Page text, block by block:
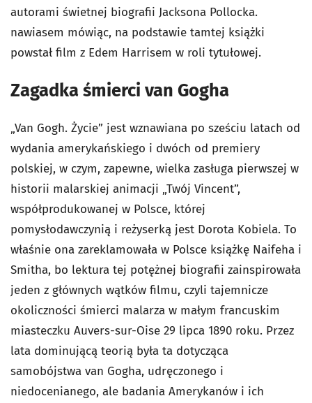
autorami świetnej biografii Jacksona Pollocka.
nawiasem mówiąc, na podstawie tamtej książki
powstał film z Edem Harrisem w roli tytułowej.
Zagadka śmierci van Gogha
„Van Gogh. Życie” jest wznawiana po sześciu latach od
wydania amerykańskiego i dwóch od premiery
polskiej, w czym, zapewne, wielka zasługa pierwszej w
historii malarskiej animacji „Twój Vincent”,
współprodukowanej w Polsce, której
pomysłodawczynią i reżyserką jest Dorota Kobiela. To
właśnie ona zareklamowała w Polsce książkę Naifeha i
Smitha, bo lektura tej potężnej biografii zainspirowała
jeden z głównych wątków filmu, czyli tajemnicze
okoliczności śmierci malarza w małym francuskim
miasteczku Auvers-sur-Oise 29 lipca 1890 roku. Przez
lata dominującą teorią była ta dotycząca
samobójstwa van Gogha, udręczonego i
niedocenianego, ale badania Amerykanów i ich